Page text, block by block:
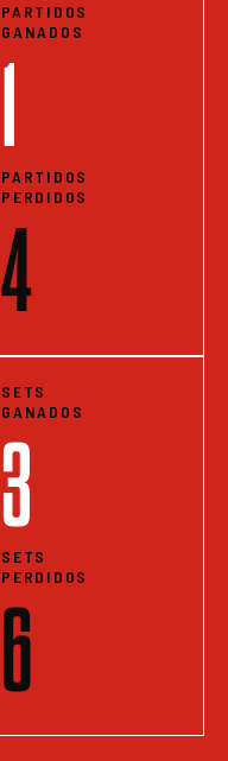
PARTIDOS
GANADOS
1
PARTIDOS
PERDIDOS
4
SETS
GANADOS
3
SETS
PERDIDOS
6